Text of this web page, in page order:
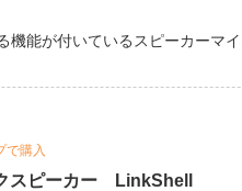
機能が付いているスピーカーマ
で購入
ピーカー LinkShell